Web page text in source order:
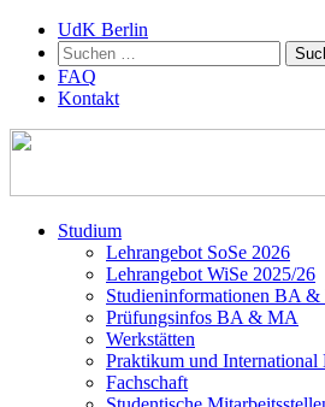
UdK Berlin
Suchen
nach:
FAQ
Kontakt
Inhalt
Studium
Lehrangebot SoSe 2026
Lehrangebot WiSe 2025/26
Studieninformationen ­BA
Prüfungsinfos BA & MA
Werkstätten
Praktikum und International
Fachschaft